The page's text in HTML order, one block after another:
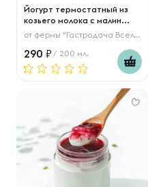
Йогурт термостатный из
козьего молока с малин...
от фермы "Гастродача Вселуг"
290 / 200 мл.